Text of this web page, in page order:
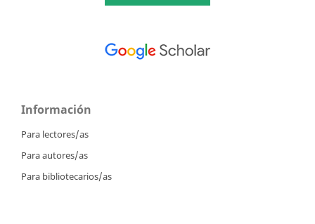
Información
Para lectores/as
Para autores/as
Para bibliotecarios/as